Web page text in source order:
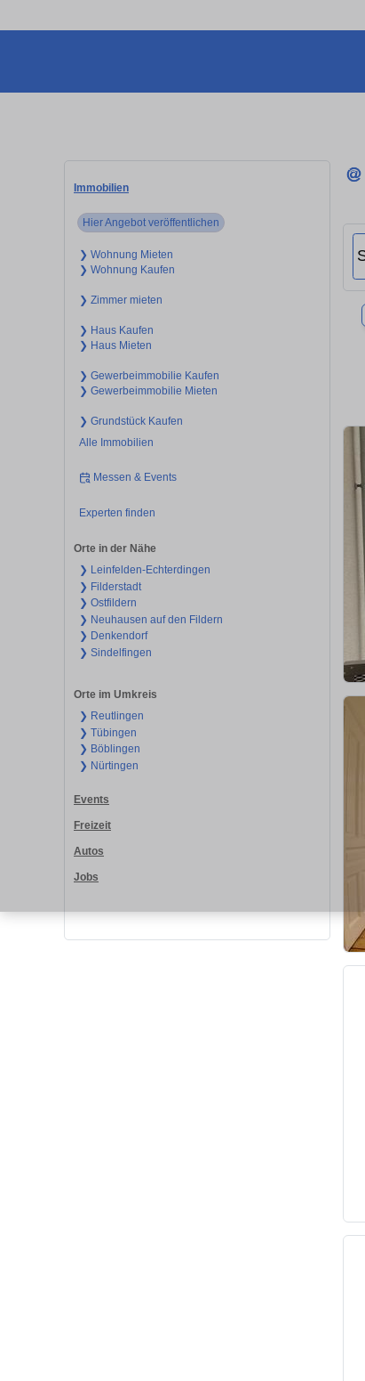
Immobilien
Hier Angebot veröffentlichen
❯ Wohnung Mieten
❯ Wohnung Kaufen
❯ Zimmer mieten
❯ Haus Kaufen
❯ Haus Mieten
❯ Gewerbeimmobilie Kaufen
❯ Gewerbeimmobilie Mieten
❯ Grundstück Kaufen
Alle Immobilien
Messen & Events
Experten finden
Orte in der Nähe
❯ Leinfelden-Echterdingen
❯ Filderstadt
❯ Ostfildern
❯ Neuhausen auf den Fildern
❯ Denkendorf
❯ Sindelfingen
Orte im Umkreis
❯ Reutlingen
❯ Tübingen
❯ Böblingen
❯ Nürtingen
Events
Freizeit
Autos
Jobs